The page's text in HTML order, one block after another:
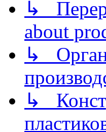
↳
about
↳
↳